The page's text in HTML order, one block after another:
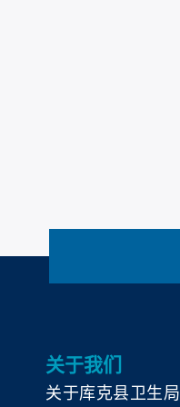
关于我们
关于库克县卫生局